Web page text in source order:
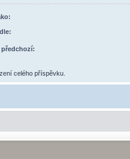
předchozí:
celého příspěvku.